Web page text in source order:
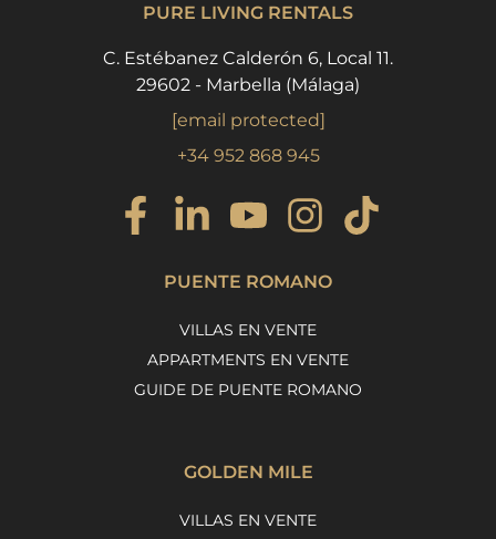
PURE LIVING RENTALS
C. Estébanez Calderón 6, Local 11.
29602 - Marbella (Málaga)
[email protected]
+34 952 868 945
PUENTE ROMANO
VILLAS EN VENTE
APPARTMENTS EN VENTE
GUIDE DE PUENTE ROMANO
GOLDEN MILE
VILLAS EN VENTE